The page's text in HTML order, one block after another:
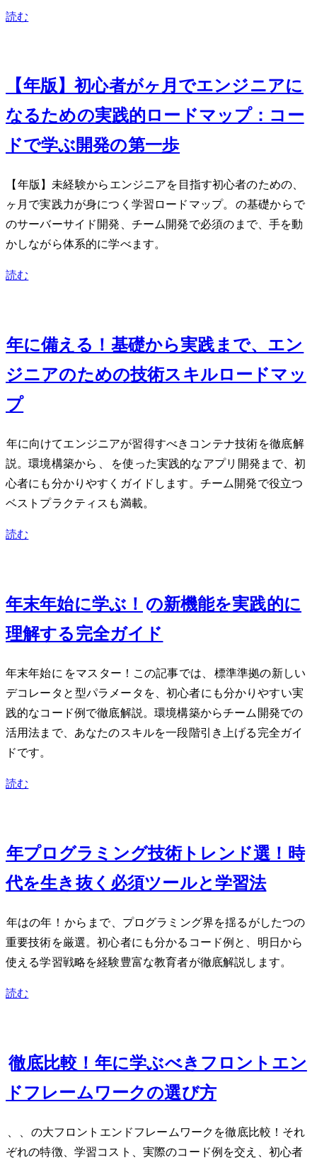
読む
【2024年版】初心者が3ヶ月でWebエンジニアに
なるための実践的ロードマップ：コー
ドで学ぶWeb開発の第一歩
【2024年版】未経験からWebエンジニアを目指す初心者のための、3
ヶ月で実践力が身につく学習ロードマップ。HTML/CSS/JSの基礎からNode.jsで
のサーバーサイド開発、チーム開発で必須のGitまで、手を動
かしながら体系的に学べます。
読む
2024年に備える！Docker基礎から実践まで、エン
ジニアのための技術スキルロードマッ
プ
2024年に向けてエンジニアが習得すべきコンテナ技術Dockerを徹底解
説。環境構築からDockerfile、Docker Composeを使った実践的なWebアプリ開発まで、初
心者にも分かりやすくガイドします。チーム開発で役立つ
ベストプラクティスも満載。
読む
年末年始に学ぶ！TypeScript 5.0の新機能を実践的に
理解する完全ガイド
年末年始にTypeScript 5.0をマスター！この記事では、ECMAScript標準準拠の新しい
デコレータとconst型パラメータを、初心者にも分かりやすい実
践的なコード例で徹底解説。環境構築からチーム開発での
活用法まで、あなたのスキルを一段階引き上げる完全ガイ
ドです。
読む
2023年プログラミング技術トレンド5選！AI時
代を生き抜く必須ツールと学習法
2023年はAIの年！ChatGPTからNext.jsまで、プログラミング界を揺るがした5つの
重要技術を厳選。初心者にも分かるコード例と、明日から
使える学習戦略を経験豊富な教育者が徹底解説します。
読む
Next.js 14 vs Remix vs Astro徹底比較！2024年に学ぶべきフロントエン
ドフレームワークの選び方
Next.js 14、Remix、Astroの3大フロントエンドフレームワークを徹底比較！それ
ぞれの特徴、学習コスト、実際のコード例を交え、初心者